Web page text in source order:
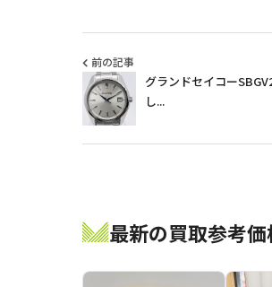
前の記事
グランドセイコー
し...
最新の買取参考